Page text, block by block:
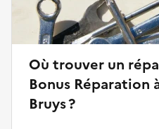
Où trouver un
Bonus Réparation
Bruys ?